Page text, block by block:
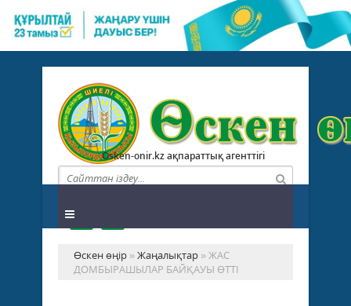
Osken-onir.kz ақпараттық агенттігі
Өскен өңір »Жаңалықтар » ЖАС
ДОМБЫРАШЫЛАР БАЙҚАУЫ ӨТТІ